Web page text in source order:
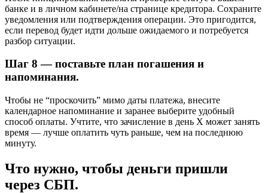
банке и в личном кабинете/на странице кредитора. Сохраните
уведомления или подтверждения операции. Это пригодится,
если перевод будет идти дольше ожидаемого и потребуется
разбор ситуации.
Шаг 8 — поставьте план погашения и
напоминания.
Чтобы не “проскочить” мимо даты платежа, внесите
календарное напоминание и заранее выберите удобный
способ оплаты. Учтите, что зачисление в день X может занять
время — лучше оплатить чуть раньше, чем на последнюю
минуту.
Что нужно, чтобы деньги пришли
через СБП.